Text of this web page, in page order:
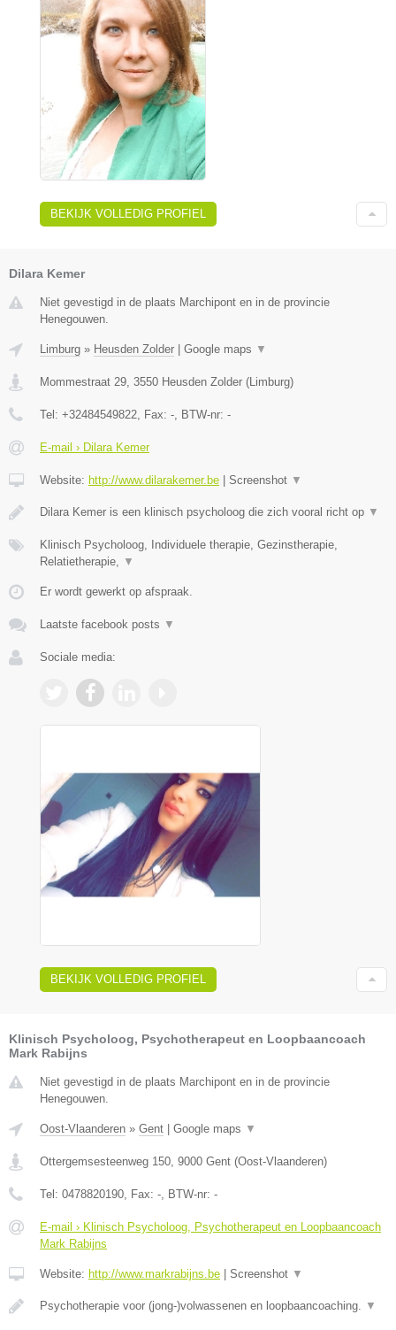
BEKIJK VOLLEDIG PROFIEL
Dilara Kemer
Niet gevestigd in de plaats Marchipont en in de provincie
Henegouwen.
Limburg » Heusden Zolder | Google maps ▼
Mommestraat 29 3550 Heusden Zolder (Limburg)
Tel: +32484549822 , Fax: - , BTW-nr: -
E-mail › Dilara Kemer
Website: http://www.dilarakemer.be | Screenshot ▼
Dilara Kemer is een klinisch psycholoog die zich vooral richt op ▼
Klinisch Psycholoog, Individuele therapie, Gezinstherapie,
Relatietherapie,
▼
Er wordt gewerkt op afspraak.
Laatste facebook posts ▼
Sociale media:
BEKIJK VOLLEDIG PROFIEL
Klinisch Psycholoog, Psychotherapeut en Loopbaancoach
Mark Rabijns
Niet gevestigd in de plaats Marchipont en in de provincie
Henegouwen.
Oost-Vlaanderen » Gent | Google maps ▼
Ottergemsesteenweg 150 9000 Gent (Oost-Vlaanderen)
Tel: 0478820190 , Fax: - , BTW-nr: -
E-mail › Klinisch Psycholoog, Psychotherapeut en Loopbaancoach
Mark Rabijns
Website: http://www.markrabijns.be | Screenshot ▼
Psychotherapie voor (jong-)volwassenen en loopbaancoaching. ▼